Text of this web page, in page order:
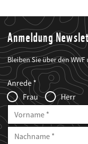
Anmeldung
Bleiben Sie über den
Web2Case
Infofelder
Fieldset
anrede_name
Anrede
Frau
Herr
Vorname
Nachname